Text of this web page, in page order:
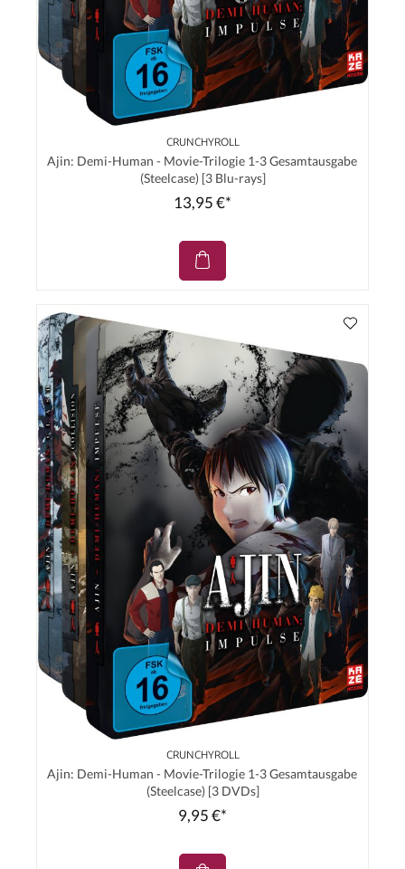
CRUNCHYROLL
Ajin: Demi-Human - Movie-Trilogie 1-3 Gesamtausgabe
(Steelcase) [3 Blu-rays]
13,95 €*
CRUNCHYROLL
Ajin: Demi-Human - Movie-Trilogie 1-3 Gesamtausgabe
(Steelcase) [3 DVDs]
9,95 €*